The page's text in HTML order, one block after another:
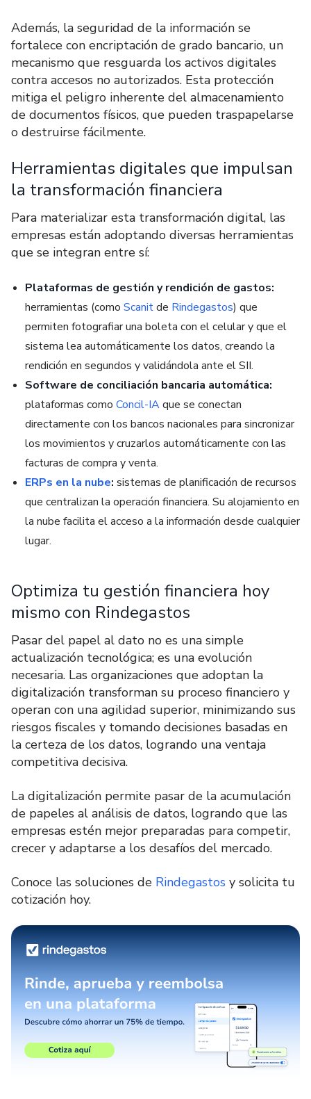
Además, la seguridad de la información se
fortalece con encriptación de grado bancario, un
mecanismo que resguarda los activos digitales
contra accesos no autorizados. Esta protección
mitiga el peligro inherente del almacenamiento
de documentos físicos, que pueden traspapelarse
o destruirse fácilmente.
Herramientas digitales que impulsan
la transformación financiera
Para materializar esta transformación digital, las
empresas están adoptando diversas herramientas
que se integran entre sí:
Plataformas de gestión y rendición de gastos:
herramientas (como Scanitde Rindegastos) que
permiten fotografiar una boleta con el celular y que el
sistema lea automáticamente los datos, creando la
rendición en segundos y validándola ante el SII.
Software de conciliación bancaria automática:
plataformas como Concil-IAque se conectan
directamente con los bancos nacionales para sincronizar
los movimientos y cruzarlos automáticamente con las
facturas de compra y venta.
ERPs en la nube: sistemas de planificación de recursos
que centralizan la operación financiera. Su alojamiento en
la nube facilita el acceso a la información desde cualquier
lugar.
Optimiza tu gestión financiera hoy
mismo con Rindegastos
Pasar del papel al dato no es una simple
actualización tecnológica; es una evolución
necesaria. Las organizaciones que adoptan la
digitalización transforman su proceso financiero y
operan con una agilidad superior, minimizando sus
riesgos fiscales y tomando decisiones basadas en
la certeza de los datos, logrando una ventaja
competitiva decisiva.
La digitalización permite pasar de la acumulación
de papeles al análisis de datos, logrando que las
empresas estén mejor preparadas para competir,
crecer y adaptarse a los desafíos del mercado.
Conoce las soluciones de Rindegastos y solicita tu
cotización hoy.